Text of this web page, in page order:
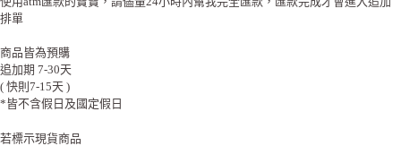
排單
商品皆為預購
追加期 7-30天
( 快則7-15天 )
*皆不含假日及國定假日
若標示現貨商品